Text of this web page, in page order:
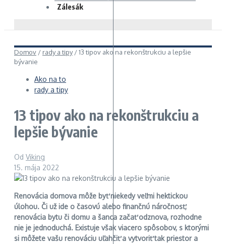
Zálesák
Domov / rady a tipy/13 tipov ako na rekonštrukciu a lepšie
bývanie
Ako na to
rady a tipy
13 tipov ako na rekonštrukciu a
lepšie bývanie
Od Viking
15. mája 2022
Renovácia domova môže byť niekedy veľmi hektickou
úlohou. Či už ide o časovú alebo finančnú náročnosť,
renovácia bytu či domu a šanca začať odznova, rozhodne
nie je jednoduchá. Existuje však viacero spôsobov, s ktorými
si môžete vašu renováciu uľahčiť a vytvoriť tak priestor a